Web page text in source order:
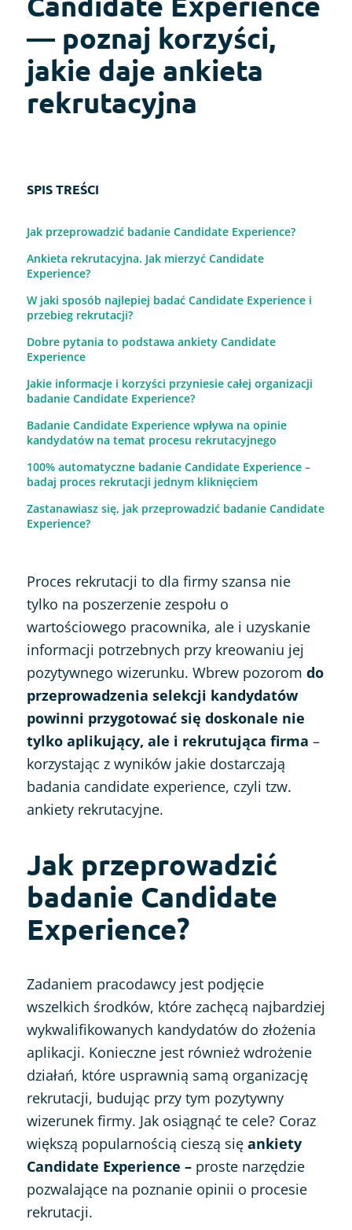
— poznaj korzyści,
jakie daje ankieta
rekrutacyjna
SPIS TREŚCI
Jak przeprowadzić badanie Candidate Experience?
Ankieta rekrutacyjna. Jak mierzyć Candidate
Experience?
W jaki sposób najlepiej badać Candidate Experience i
przebieg rekrutacji?
Dobre pytania to podstawa ankiety Candidate
Experience
Jakie informacje i korzyści przyniesie całej organizacji
badanie Candidate Experience?
Badanie Candidate Experience wpływa na opinie
kandydatów na temat procesu rekrutacyjnego
100% automatyczne badanie Candidate Experience –
badaj proces rekrutacji jednym kliknięciem
Zastanawiasz się, jak przeprowadzić badanie Candidate
Experience?
Proces rekrutacji to dla firmy szansa nie
tylko na poszerzenie zespołu o
wartościowego pracownika, ale i uzyskanie
informacji potrzebnych przy kreowaniu jej
pozytywnego wizerunku. Wbrew pozorom do
przeprowadzenia selekcji kandydatów
powinni przygotować się doskonale nie
tylko aplikujący, ale i rekrutująca firma –
korzystając z wyników jakie dostarczają
badania candidate experience, czyli tzw.
ankiety rekrutacyjne.
Jak przeprowadzić
badanie Candidate
Experience?
Zadaniem pracodawcy jest podjęcie
wszelkich środków, które zachęcą najbardziej
wykwalifikowanych kandydatów do złożenia
aplikacji. Konieczne jest również wdrożenie
działań, które usprawnią samą organizację
rekrutacji, budując przy tym pozytywny
wizerunek firmy. Jak osiągnąć te cele? Coraz
większą popularnością cieszą sięankiety
Candidate Experience – proste narzędzie
pozwalające na poznanie opinii o procesie
rekrutacji.